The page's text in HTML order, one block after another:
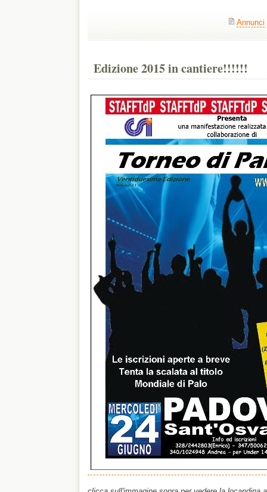
Annunci
Edizione 2015 in cantiere!!!!!!